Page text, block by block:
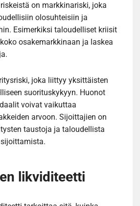
on markkinariski, joka
olosuhteisiin ja
Esimerkiksi taloudelliset kriisit
osakemarkkinaan ja laskea
joka liittyy yksittäisten
suorituskykyyn. Huonot
voivat vaikuttaa
arvoon. Sijoittajien on
taustoja ja taloudellista
likviditeetti